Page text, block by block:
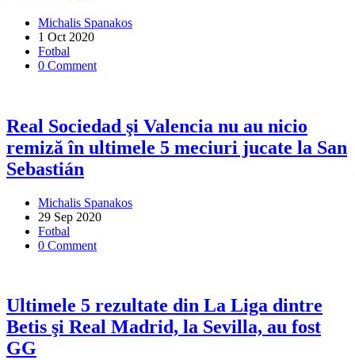
Michalis Spanakos
1 Oct 2020
Fotbal
0 Comment
Real Sociedad şi Valencia nu au nicio
remiză în ultimele 5 meciuri jucate la San
Sebastián
Michalis Spanakos
29 Sep 2020
Fotbal
0 Comment
Ultimele 5 rezultate din La Liga dintre
Betis şi Real Madrid, la Sevilla, au fost
GG